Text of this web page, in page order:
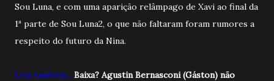
Sou Luna, e com uma aparição relâmpago de Xavi ao final da
1ª parte de Sou Luna2, o que não faltaram foram rumores a
respeito do futuro da Nina.
Leia também....Baixa? Agustin Bernasconi (Gáston) não